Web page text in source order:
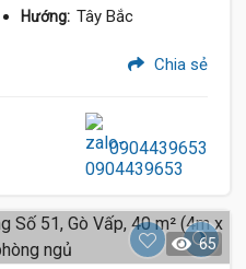
Hướng: Tây Bắc
Chia sẻ
0904439653
65